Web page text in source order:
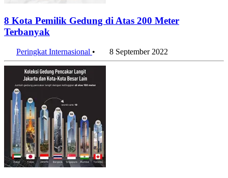
8 Kota Pemilik Gedung di Atas 200 Meter
Terbanyak
Peringkat Internasional • 8 September 2022